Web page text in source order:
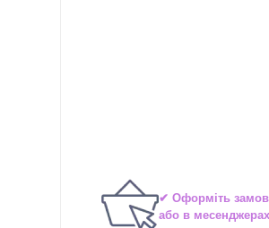
✔ Оформіть
або в месенджерах